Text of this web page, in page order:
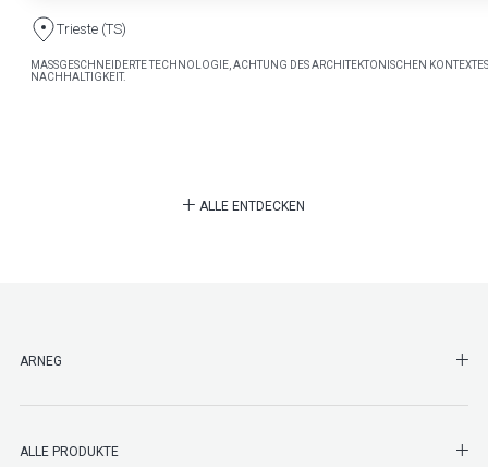
Trieste (TS)
MASSGESCHNEIDERTE TECHNOLOGIE, ACHTUNG DES ARCHITEKTONISCHEN
NACHHALTIGKEIT.
ALLE ENTDECKEN
ARNEG
ALLE PRODUKTE